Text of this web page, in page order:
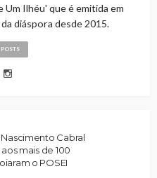
Um Ilhéu' que é emitida em
diáspora desde 2015.
Nascimento Cabral
mais de 100
o POSEI